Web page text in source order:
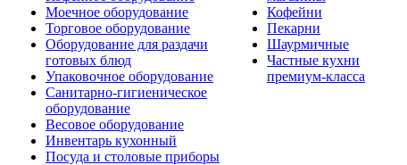
Моечное оборудование
Торговое оборудование
Оборудование для раздачи
готовых блюд
Упаковочное оборудование
Санитарно-гигиеническое
оборудование
Весовое оборудование
Инвентарь кухонный
Посуда и столовые приборы
Кофейни
Пекарни
Шаурмичные
Частные кухни
премиум-класса